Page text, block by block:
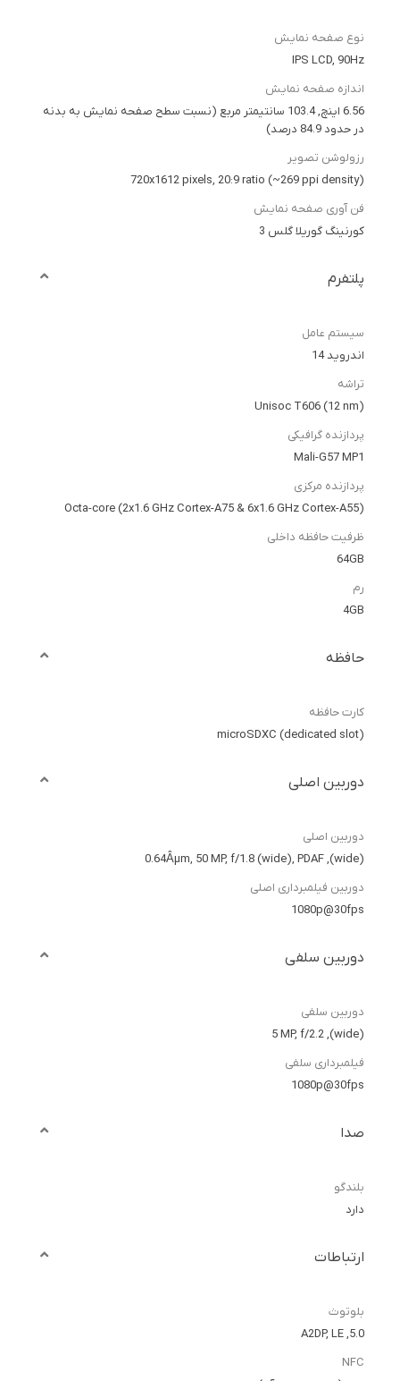
نوع صفحه نمایش
IPS LCD, 90Hz
اندازه صفحه نمایش
6.56 اینچ, 103.4 سانتیمتر مربع (نسبت سطح صفحه نمایش به بدنه
در حدود 84.9 درصد)
رزولوشن تصویر
720x1612 pixels, 20:9 ratio (~269 ppi density)
فن آوری صفحه نمایش
کورنینگ گوریلا گلس 3
پلتفرم
سیستم عامل
اندروید 14
تراشه
Unisoc T606 (12 nm)
پردازنده گرافیکی
Mali-G57 MP1
پردازنده مرکزی
Octa-core (2x1.6 GHz Cortex-A75 & 6x1.6 GHz Cortex-A55)
ظرفیت حافظه داخلی
64GB
رم
4GB
حافظه
کارت حافظه
microSDXC (dedicated slot)
دوربین اصلی
دوربین اصلی
(wide), 0.64Âµm, 50 MP, f/1.8 (wide), PDAF
دوربین فیلمبرداری اصلی
1080p@30fps
دوربین سلفی
دوربین سلفی
(wide), 5 MP, f/2.2
فیلمبرداری سلفی
1080p@30fps
صدا
بلندگو
دارد
ارتباطات
بلوتوث
5.0, A2DP, LE
NFC